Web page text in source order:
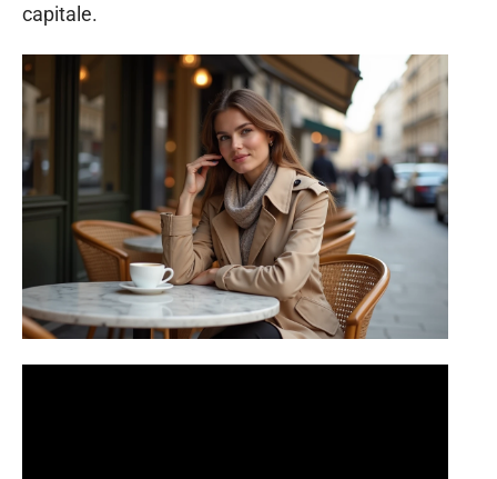
capitale.